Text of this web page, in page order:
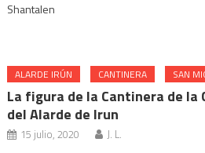
Shantalen
ALARDE IRÚN CANTINERA SAN
La figura de la Cantinera de la
del Alarde de Irun
15 julio, 2020 J. L.